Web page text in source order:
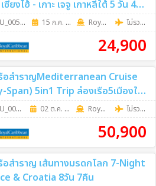
10,900
3,900
-
-
17,900
ซี่ยงไฮ้ - เกาะ เจจู เกาหลีใต้ 5 วัน 4
Only)5 วัน 4 คืน
15 ก.ค. 69 - 27 ก.ย. 69 RoyalCaribbean ไม่รวมตั๋วเครื่องบิน
24,900
อสำราญMediterranean Cruise
5in1 Trip ล่องเรือ5เมืองใน
7คืน
8วัน 7คืน
02 ต.ค. 69 - 09 ต.ค. 69 RoyalCaribbean ไม่รวมตั๋วเครื่องบิน
50,900
อสำราญ เส้นทางมรดกโลก 7-Night
& Croatia 8วัน 7คืน